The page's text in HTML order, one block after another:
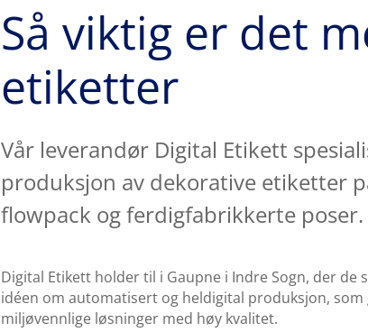
Så viktig er det
etiketter
Vår leverandør Digital Etikett
produksjon av dekorative etiketter
flowpack og ferdigfabrikkerte poser.
Digital Etikett holder til i Gaupne i Indre Sogn, der de
idéen om automatisert og heldigital produksjon,
miljøvennlige løsninger med høy kvalitet.